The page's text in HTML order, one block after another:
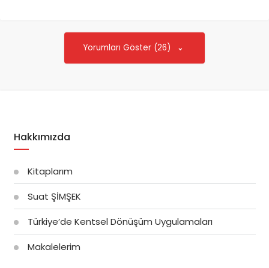
Yorumları Göster (26)
Hakkımızda
Kitaplarım
Suat ŞİMŞEK
Türkiye’de Kentsel Dönüşüm Uygulamaları
Makalelerim